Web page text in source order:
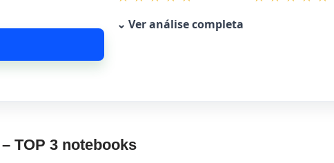
⌄ Ver análise completa
TOP 3 notebooks